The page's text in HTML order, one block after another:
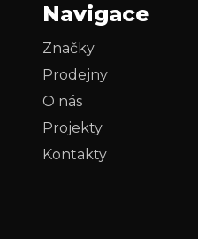
Navigace
Značky
Prodejny
O nás
Projekty
Kontakty